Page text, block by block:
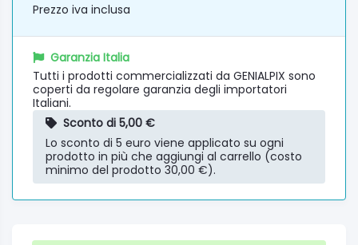
Prezzo iva inclusa
Garanzia Italia
Tutti i prodotti commercializzati da GENIALPIX sono
coperti da regolare garanzia degli importatori
Italiani.
Sconto di 5,00 €
Lo sconto di 5 euro viene applicato su ogni
prodotto in più che aggiungi al carrello (costo
minimo del prodotto 30,00 €).